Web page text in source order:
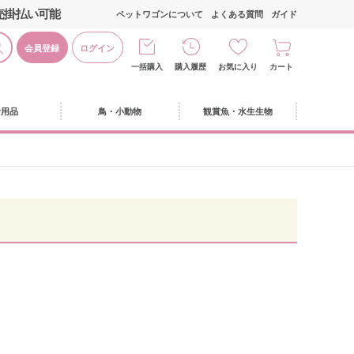
掛払い可能
会員登録 ログイン
ペットワゴンについて よくある質問 ガイド
一括購入 購入履歴 お気に入り カート
品 鳥・小動物 観賞魚・水生生物